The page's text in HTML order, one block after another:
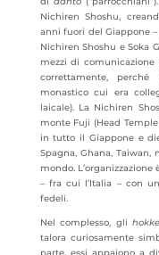
Nichiren Shoshu,
anni fuori del Giappone
Nichiren Shoshu e Soka
mezzi di
correttamente,
monastico cui era
laicale). La Nichiren
monte Fuji (Head
in tutto il Giappone e
Spagna, Ghana,
mondo.
– fra cui l’Italia – con
fedeli.
Nel complesso, gli
talora curiosamente